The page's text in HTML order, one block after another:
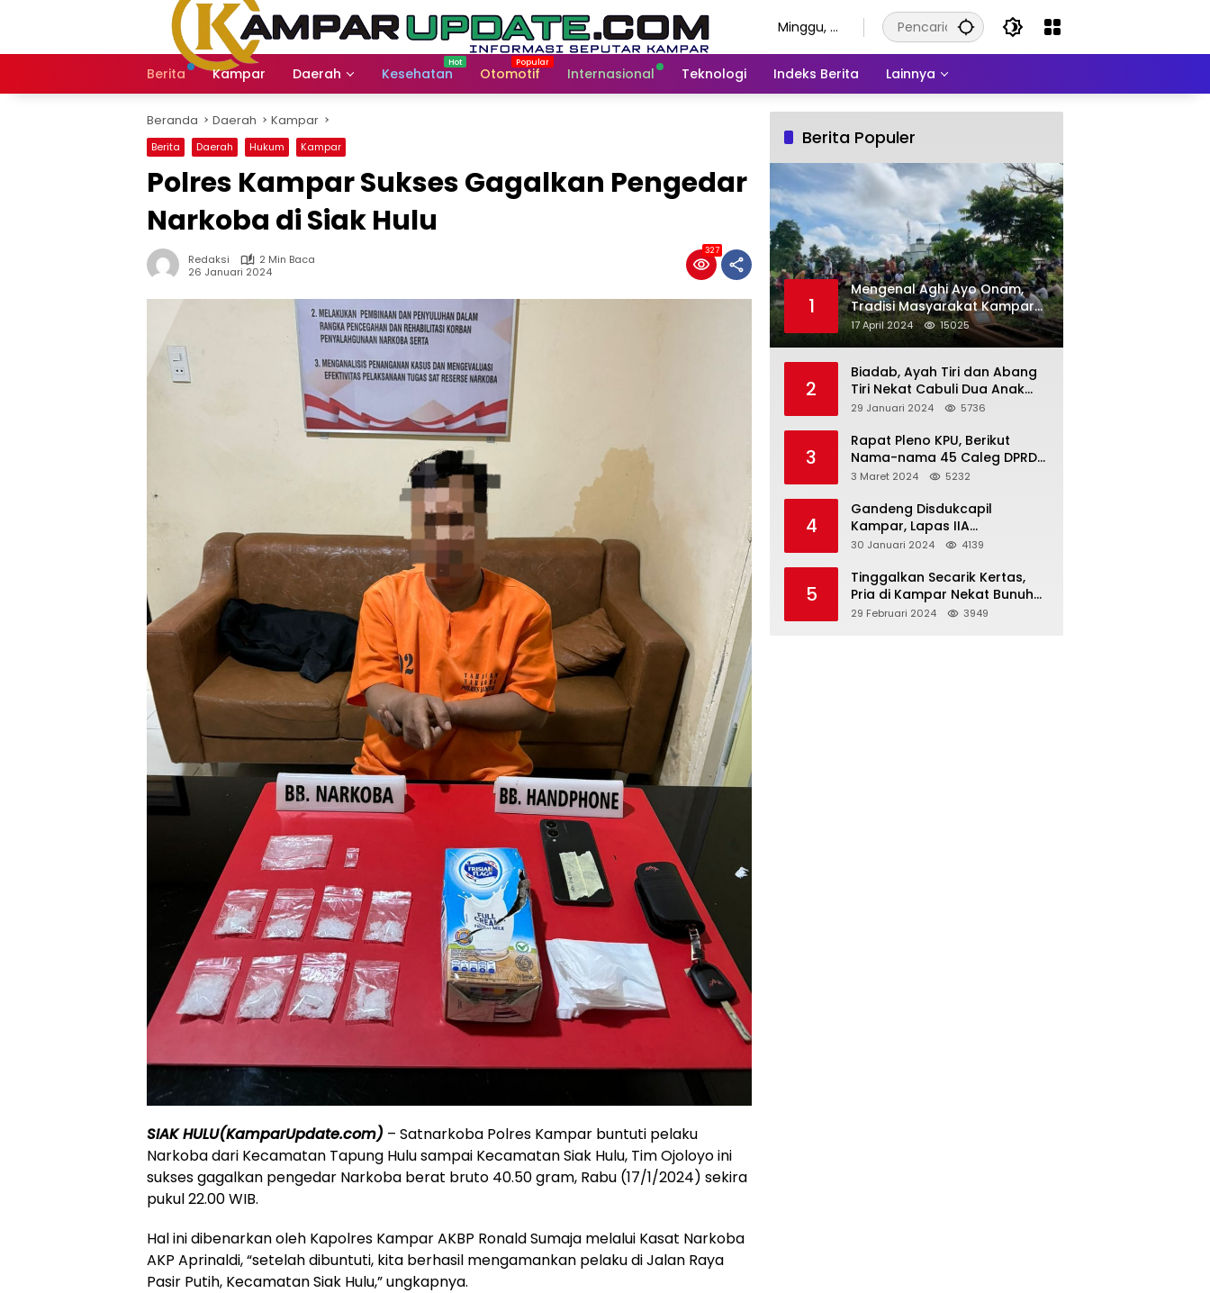
Minggu, 9
2026
Berita Kampar Daerah Kesehatan Otomotif Internasional Teknologi Indeks Berita Lainnya
Beranda Daerah Kampar
Berita Daerah Hukum Kampar
Polres Kampar Sukses Gagalkan Pengedar
Narkoba di Siak Hulu
Redaksi
2 Min Baca
26 Januari 2024
327
SIAK HULU(KamparUpdate.com) – Satnarkoba Polres Kampar buntuti pelaku
Narkoba dari Kecamatan Tapung Hulu sampai Kecamatan Siak Hulu, Tim Ojoloyo ini
sukses gagalkan pengedar Narkoba berat bruto 40.50 gram, Rabu (17/1/2024) sekira
pukul 22.00 WIB.
Hal ini dibenarkan oleh Kapolres Kampar AKBP Ronald Sumaja melalui Kasat Narkoba
AKP Aprinaldi, “setelah dibuntuti, kita berhasil mengamankan pelaku di Jalan Raya
Pasir Putih, Kecamatan Siak Hulu,” ungkapnya.
Berita Populer
1
Mengenal Aghi Ayo Onam,
Tradisi Masyarakat Kampar
Setelah Hari Raya Idul Fitri
17 April 2024 15025
2
Biadab, Ayah Tiri dan Abang
Tiri Nekat Cabuli Dua Anak
Dibawah Umur
29 Januari 2024 5736
3
Rapat Pleno KPU, Berikut
Nama-nama 45 Caleg DPRD
3 Maret 2024 5232
4
Gandeng Disdukcapil
Kampar, Lapas IIA
Bangkinang Lakukan
WBP
30 Januari 2024 4139
5
Tinggalkan Secarik Kertas,
Pria di Kampar Nekat Bunuh
Diri
29 Februari 2024 3949